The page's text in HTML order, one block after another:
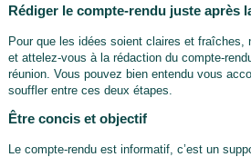
Rédiger le compte-rendu juste après
Pour que les idées soient claires et fraîches,
et attelez-vous à la rédaction du compte-
réunion. Vous pouvez bien entendu vous
souffler entre ces deux étapes.
Être concis et objectif
Le compte-rendu est informatif, c’est un